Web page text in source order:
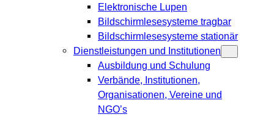
Elektronische Lupen
Bildschirmlesesysteme tragbar
Bildschirmlesesysteme stationär
Dienstleistungen und Institutionen
Ausbildung und Schulung
Verbände, Institutionen,
Organisationen, Vereine und
NGO’s